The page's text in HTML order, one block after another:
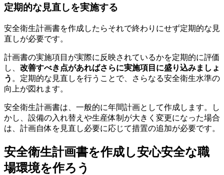
定期的な見直しを実施する
安全衛生計画書を作成したらそれで終わりにせず定期的な見
直しが必要です。
計画書の実施項目が実際に反映されているかを定期的に評価
し、 改善すべき点があればさらに実施項目に盛り込みましょ
う 。定期的な見直しを行うことで、さらなる安全衛生水準の
向上が図れます。
安全衛生計画書は、一般的に年間計画として作成します。し
かし、設備の入れ替えや生産体制が大きく変更になった場合
は、計画自体を見直し必要に応じて措置の追加が必要です。
安全衛生計画書を作成し安心安全な職
場環境を作ろう